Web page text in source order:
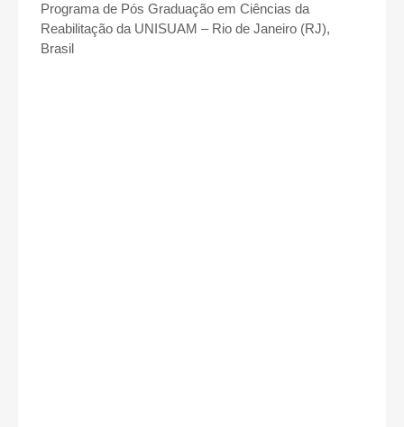
Programa de Pós Graduação em Ciências da
Reabilitação da UNISUAM – Rio de Janeiro (RJ),
Brasil